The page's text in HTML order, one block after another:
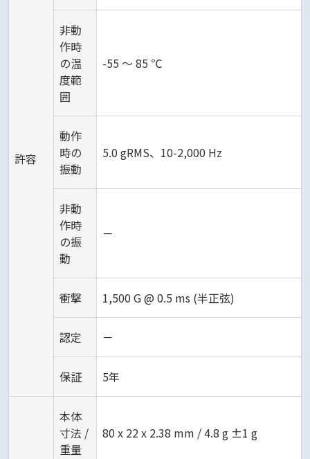
許容
非動
作時
の温
度範
囲
-55 ～ 85 ℃
動作
時の
振動
5.0 gRMS、10-2,000 Hz
非動
作時
の振
動
－
衝撃 1,500 G @ 0.5 ms (半正弦)
認定 －
保証 5年
本体
寸法 /
重量
80 x 22 x 2.38 mm / 4.8 g ±1 g